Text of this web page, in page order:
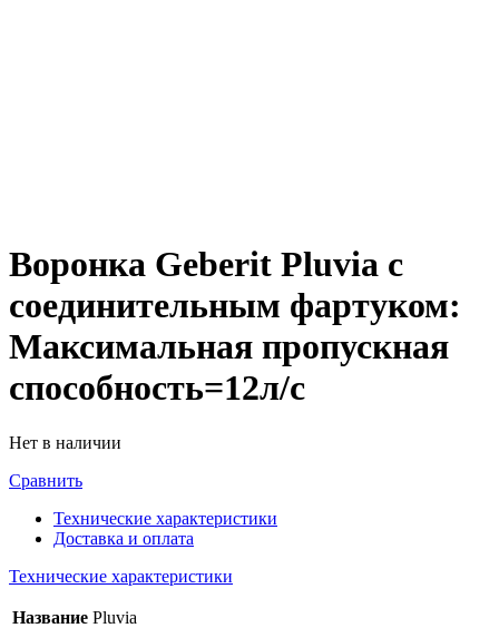
Воронка Geberit Pluvia с
соединительным фартуком:
Максимальная пропускная
способность=12л/с
Нет в наличии
Сравнить
Технические характеристики
Доставка и оплата
Технические характеристики
Название Pluvia